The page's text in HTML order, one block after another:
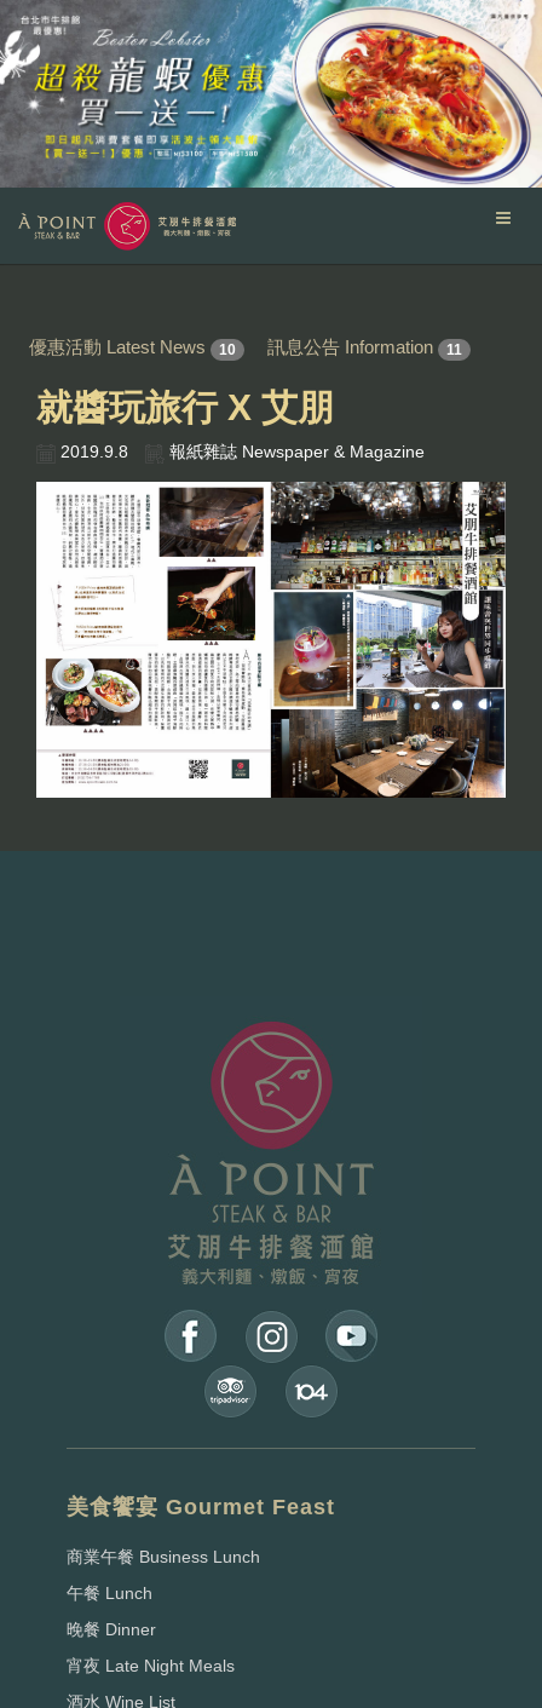
優惠活動 Latest News 10 訊息公告 Information 11
就醬玩旅行 X 艾朋
2019.9.8 報紙雜誌 Newspaper & Magazine
美食饗宴 Gourmet Feast
商業午餐 Business Lunch
午餐 Lunch
晚餐 Dinner
宵夜 Late Night Meals
酒水 Wine List